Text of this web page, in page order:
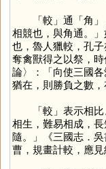
「較 」通「角
相競也，與角通。
也，魯人獵較，孔
奪禽獸得之以祭，
論〉：「向使三國
猶在，則勝負之數，
「較 」表示相
相生，難易相成，
隨。」《三國志．
曹，規畫計較，應見